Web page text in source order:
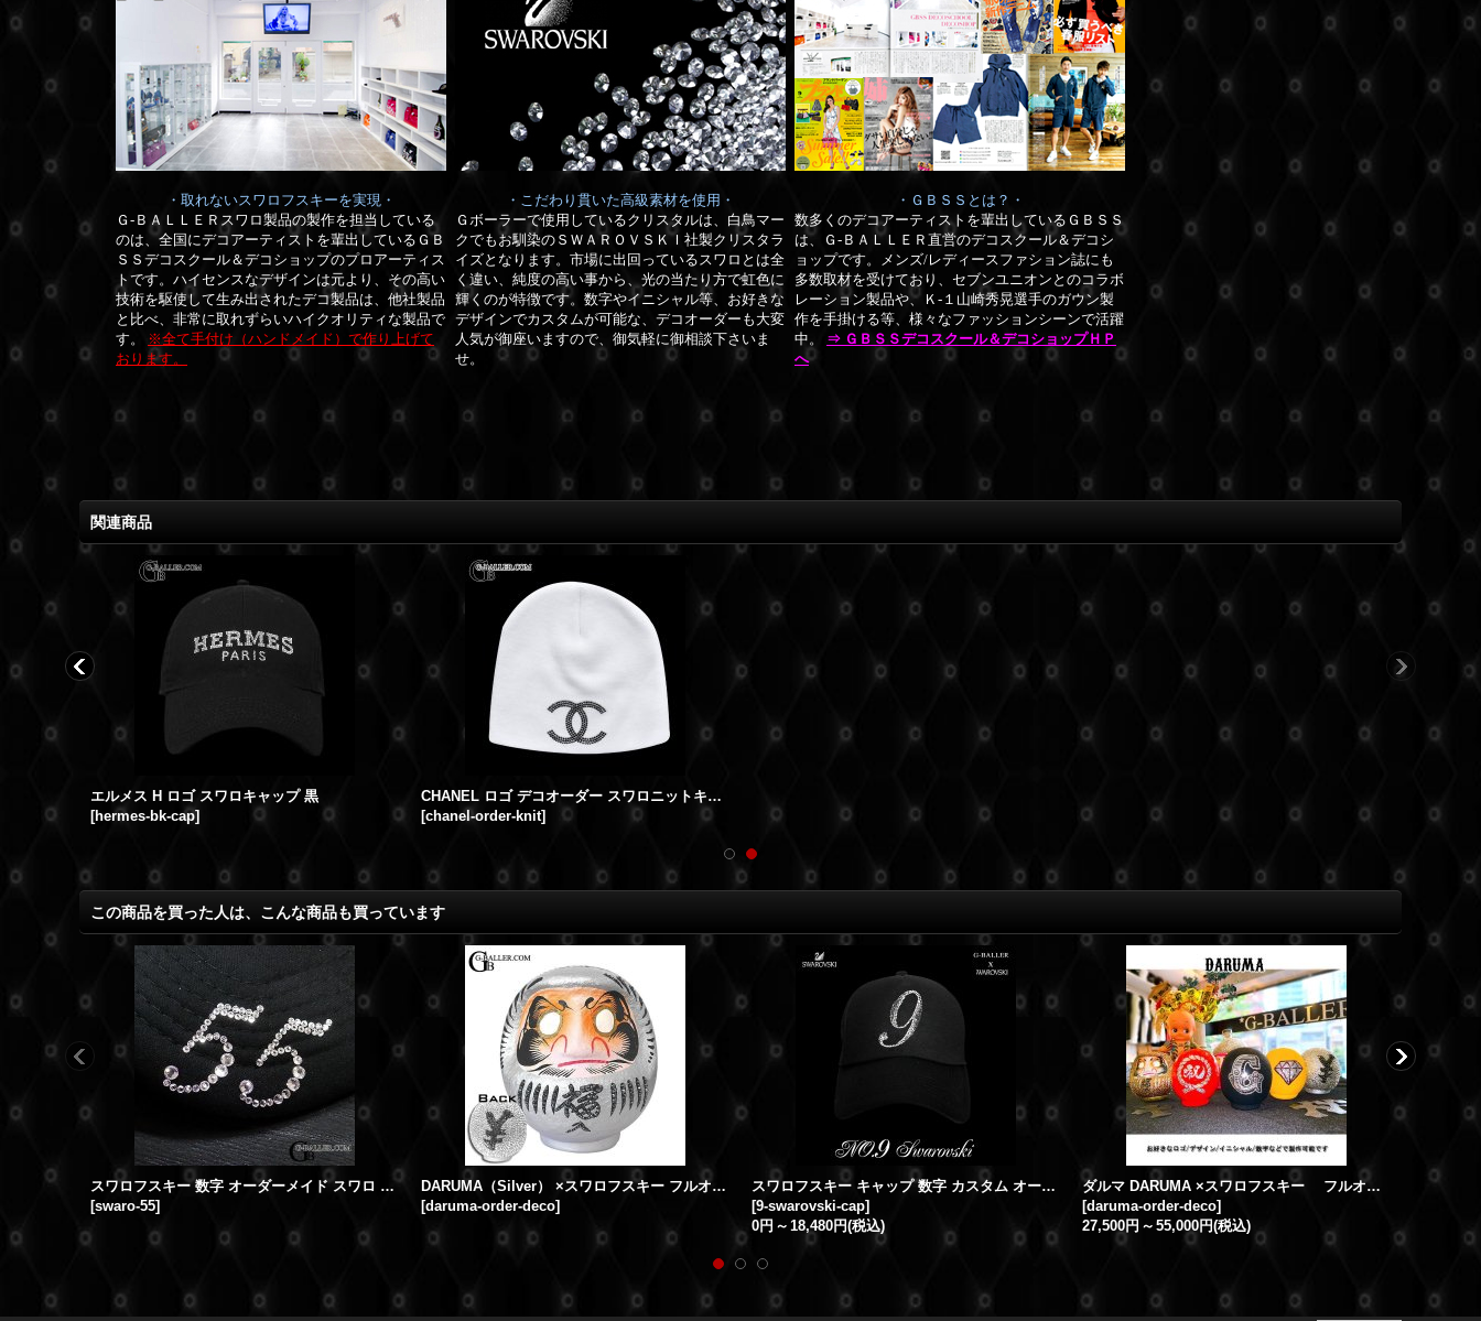
・取れないスワロフスキーを実現・
Ｇ-ＢＡＬＬＥＲスワロ製品の製作を担当している
のは、全国にデコアーティストを輩出しているＧＢ
ＳＳデコスクール＆デコショップのプロアーティス
トです。 ハイセンスなデザインは元より、その高い
技術を駆使して生み出されたデコ製品は、他社製品
と比べ、非常に取れずらいハイクオリティな製品で
す。 ※全て手付け（ハンドメイド）で作り上げて
おります。
・こだわり貫いた高級素材を使用・
Ｇボーラーで使用しているクリスタルは、白鳥マー
クでもお馴染のＳＷＡＲＯＶＳＫＩ社製クリスタラ
イズとなります。市場に出回っているスワロとは全
く違い、純度の高い事から、光の当たり方で虹色に
輝くのが特徴です。数字やイニシャル等、お好きな
デザインでカスタムが可能な、デコオーダーも大変
人気が御座いますので、御気軽に御相談下さいま
せ。
・ＧＢＳＳとは？・
数多くのデコアーティストを輩出しているＧＢＳＳ
は、Ｇ-ＢＡＬＬＥＲ直営のデコスクール＆デコシ
ョップです。メンズ/レディースファション誌にも
多数取材を受けており、セブンユニオンとのコラボ
レーション製品や、Ｋ-１山崎秀晃選手のガウン製
作を手掛ける等、様々なファッションシーンで活躍
中。 ⇒ ＧＢＳＳデコスクール＆デコショップＨＰ
へ
関連商品
エルメス H ロゴ スワロキャップ 黒
[hermes-bk-cap]
CHANEL ロゴ デコオーダー スワロニットキャップ
[chanel-order-knit]
この商品を買った人は、こんな商品も買っています
スワロフスキー 数字 オーダーメイド スワロ キャップ
[swaro-55]
DARUMA（Silver） ×スワロフスキー フルオーダー/カスタムオーダー
[daruma-order-deco]
スワロフスキー キャップ 数字 カスタム オーダー 9 スワロ CAP
[9-swarovski-cap]
0円 ～ 18,480円(税込)
ダルマ DARUMA ×スワロフスキー フルオーダー/カスタムオーダー
[daruma-order-deco]
27,500円 ～ 55,000円(税込)